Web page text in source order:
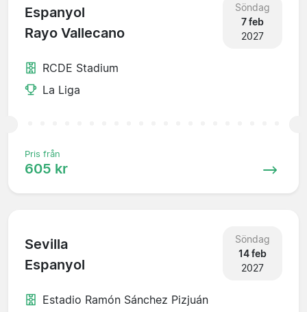
Espanyol
Rayo Vallecano
Söndag
7 feb
2027
RCDE Stadium
La Liga
Pris från
605 kr
Sevilla
Espanyol
Söndag
14 feb
2027
Estadio Ramón Sánchez Pizjuán